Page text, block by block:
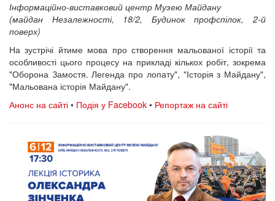
Інформаційно-виставковий центр Музею Майдану
(майдан Незалежності, 18/2, Будинок профспілок, 2-й
поверх)
На зустрічі йтиме мова про створення мальованої історії та
особливості цього процесу на прикладі кількох робіт, зокрема
"Оборона Замостя. Легенда про лопату", "Історія з Майдану",
"Мальована історія Майдану".
Анонс на сайті • Подія у Facebook • Репортаж на сайті